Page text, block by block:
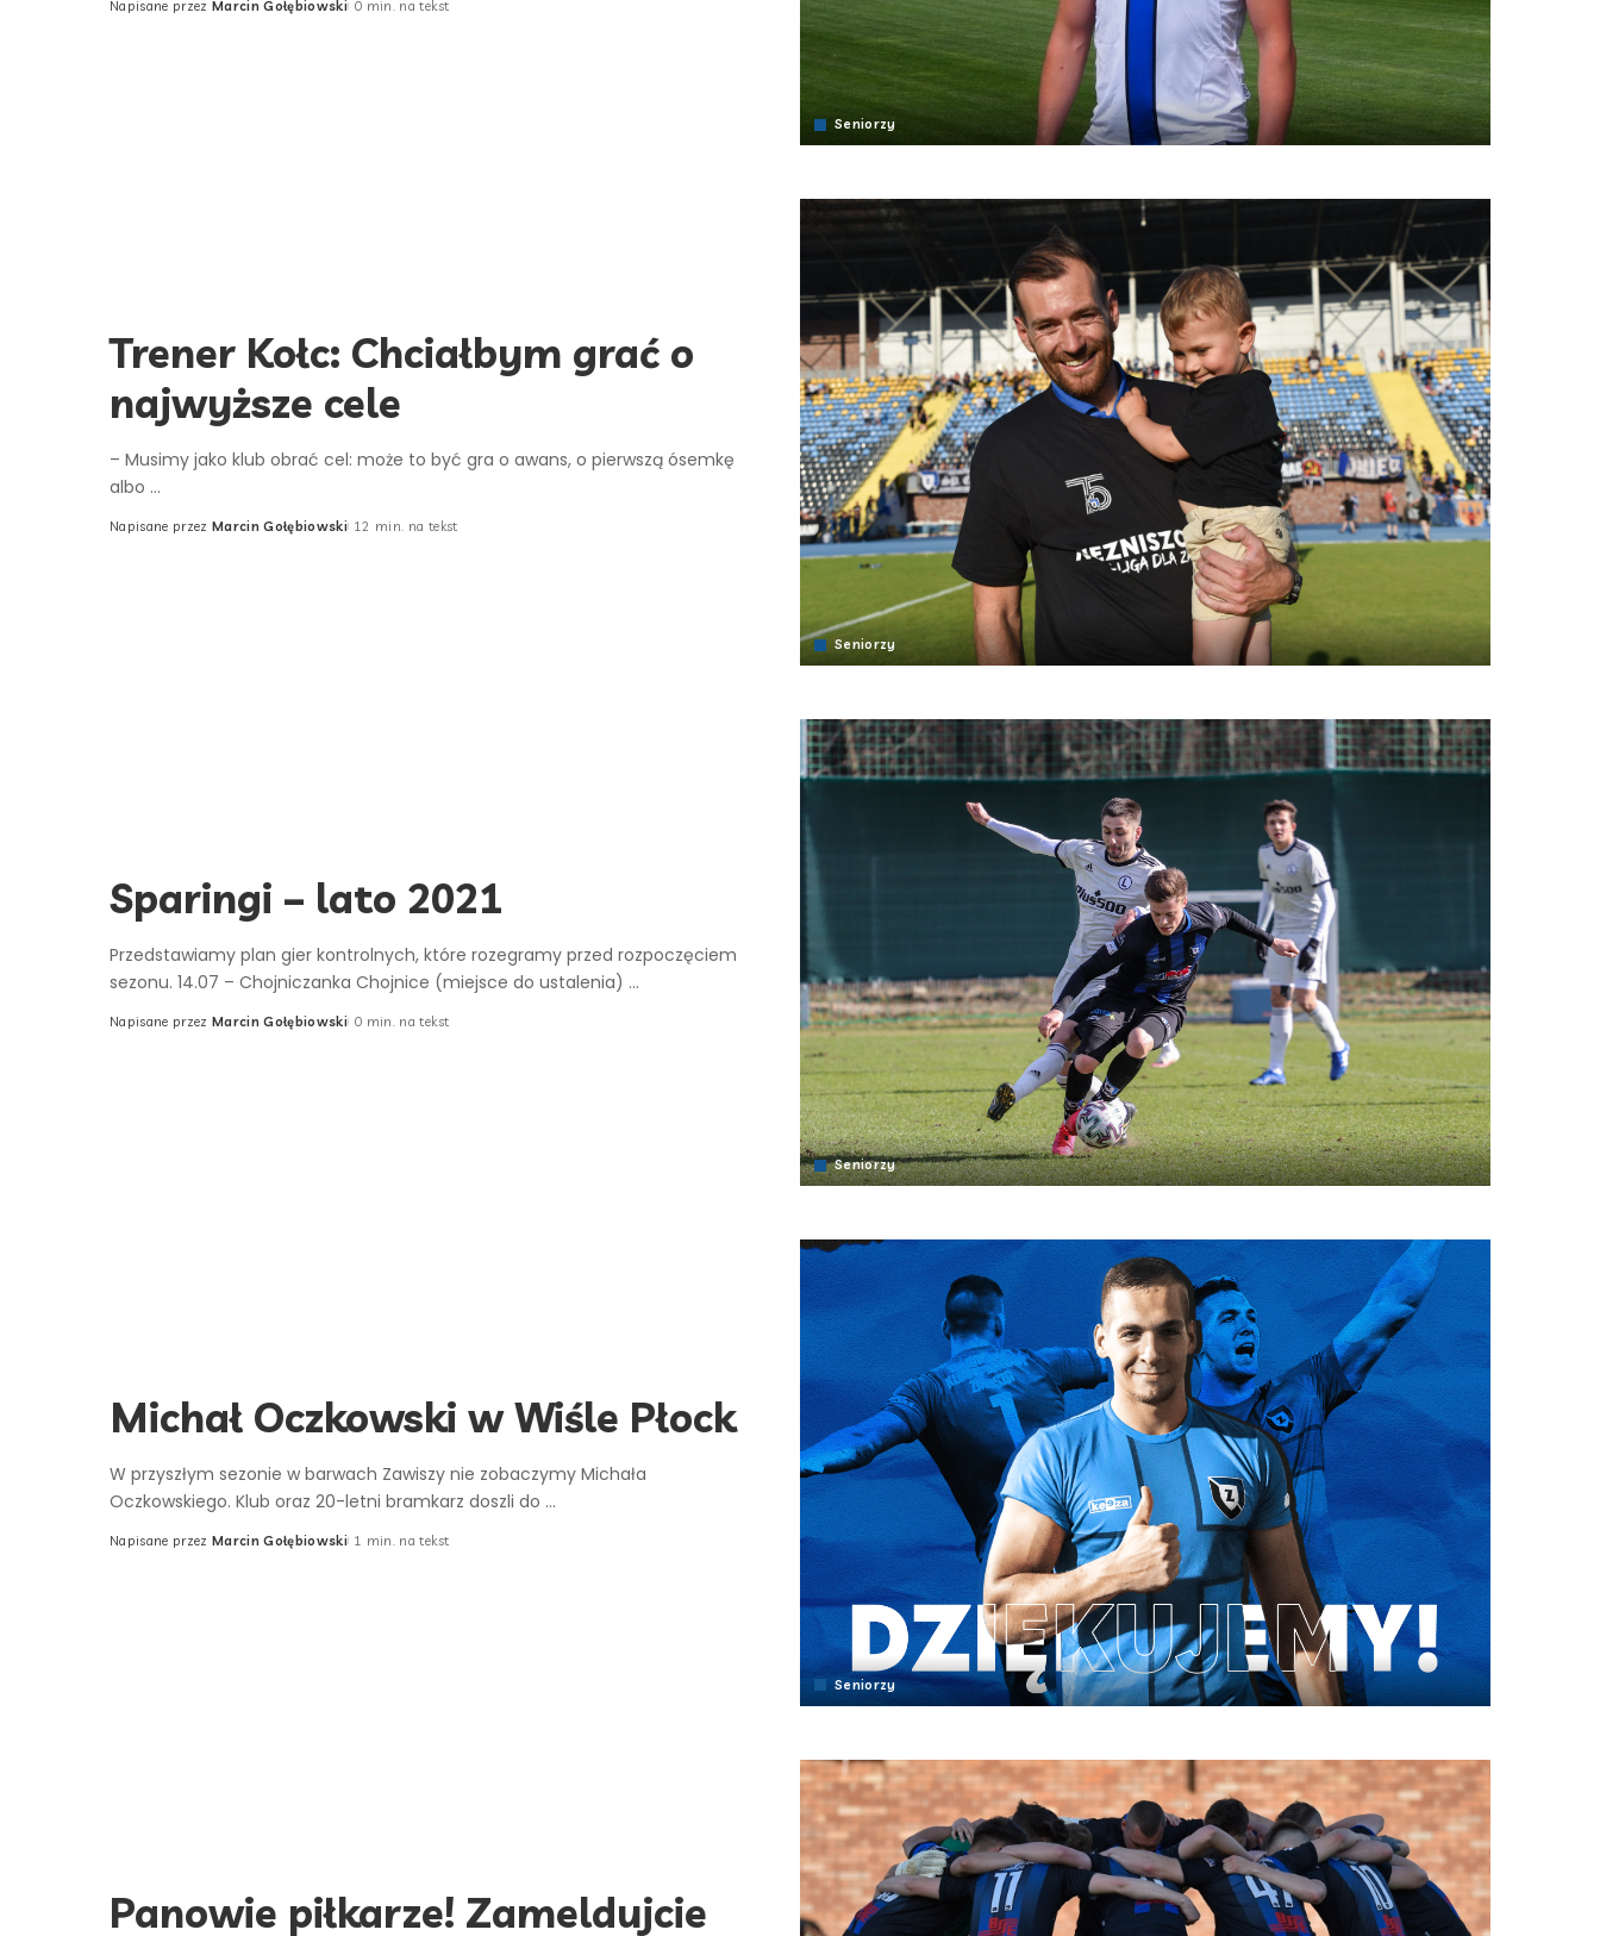
Seniorzy
Posted
Napisane przez Marcin Gołębiowski 0 min. na tekst
Seniorzy
Trener Kołc: Chciałbym grać o
najwyższe cele
– Musimy jako klub obrać cel: może to być gra o awans, o pierwszą ósemkę
albo ...
Posted
Napisane przez Marcin Gołębiowski 12 min. na tekst
Seniorzy
Sparingi – lato 2021
Przedstawiamy plan gier kontrolnych, które rozegramy przed rozpoczęciem
sezonu. 14.07 – Chojniczanka Chojnice (miejsce do ustalenia) ...
Posted
Napisane przez Marcin Gołębiowski 0 min. na tekst
Seniorzy
Michał Oczkowski w Wiśle Płock
W przyszłym sezonie w barwach Zawiszy nie zobaczymy Michała
Oczkowskiego. Klub oraz 20-letni bramkarz doszli do ...
Posted
Napisane przez Marcin Gołębiowski 1 min. na tekst
Panowie piłkarze! Zameldujcie